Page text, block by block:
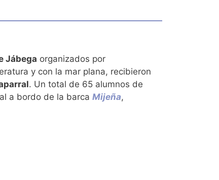
Jábega organizados por
y con la mar plana, recibieron
. Un total de 65 alumnos de
a bordo de la barca Mijeña,